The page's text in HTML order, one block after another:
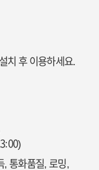
치 후 이용하세요.
통화품질, 로밍,